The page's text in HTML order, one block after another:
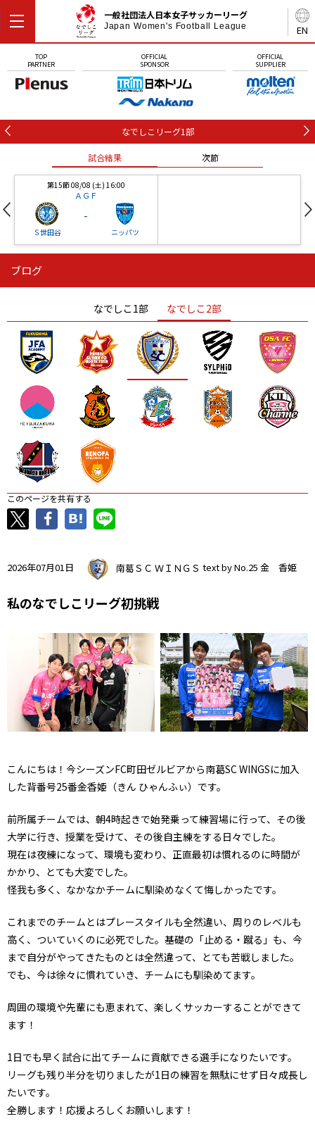
EN
一般社団法人日本女子サッカーリーグ
Japan Women's Football League
TOP
PARTNER
OFFICIAL
SPONSOR
OFFICIAL
SUPPLIER
なでしこリーグ1部
試合結果 次節
第15節 08/08 (土) 16:00
ＡＧＦ
Ｓ世田谷
-
ニッパツ
ニッパツ
ニッパツ 名古屋
石人の星
静岡 愛媛Ｌ
ブログ
なでしこ1部 なでしこ2部
このページを共有する
2026年07月01日 南葛ＳＣ ＷＩＮＧＳ text by No.25 金 香姫
私のなでしこリーグ初挑戦
こんにちは！今シーズンFC町田ゼルビアから南葛SC WINGSに加入
した背番号25番金香姫（きん ひゃんふぃ）です。
前所属チームでは、朝4時起きで始発乗って練習場に行って、その後
大学に行き、授業を受けて、その後自主練をする日々でした。
現在は夜練になって、環境も変わり、正直最初は慣れるのに時間が
かかり、とても大変でした。
怪我も多く、なかなかチームに馴染めなくて悔しかったです。
これまでのチームとはプレースタイルも全然違い、周りのレベルも
高く、ついていくのに必死でした。基礎の「止める・蹴る」も、今
まで自分がやってきたものとは全然違って、とても苦戦しました。
でも、今は徐々に慣れていき、チームにも馴染めてます。
周囲の環境や先輩にも恵まれて、楽しくサッカーすることができて
ます！
1日でも早く試合に出てチームに貢献できる選手になりたいです。
リーグも残り半分を切りましたが1日の練習を無駄にせず日々成長し
たいです。
全勝します！応援よろしくお願いします！